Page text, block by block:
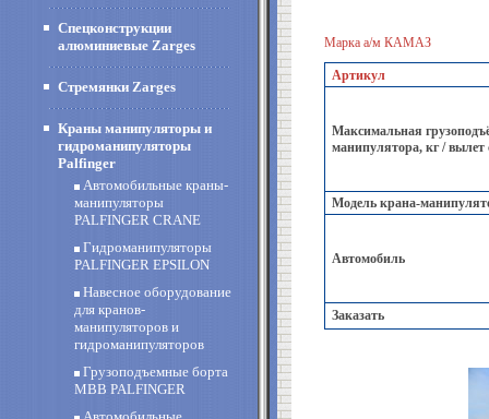
Спецконструкции
алюминиевые Zarges
Стремянки Zarges
Краны манипуляторы и
гидроманипуляторы
Palfinger
Автомобильные краны-
манипуляторы
PALFINGER CRANE
Гидроманипуляторы
PALFINGER EPSILON
Навесное оборудование
для кранов-
манипуляторов и
гидроманипуляторов
Грузоподъемные борта
MBB PALFINGER
Марка а/м КАМАЗ
Артикул
Максимальная
манипулятора, кг / вылет
Модель крана-
Автомобиль
Заказать